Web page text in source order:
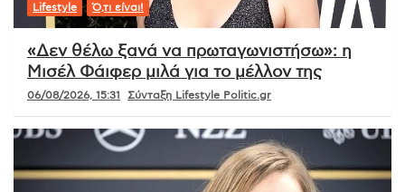
Lifestyle Ό,τι είναι!
«Δεν θέλω ξανά να πρωταγωνιστήσω»: η
Μισέλ Φάιφερ μιλά για το μέλλον της
06/08/2026, 15:31 Σύνταξη Lifestyle Politic.gr